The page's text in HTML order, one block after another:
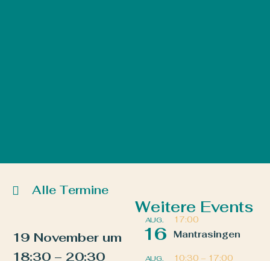
Alle Termine
19 November um
18:30 – 20:30
Weitere Events
AUG.
16
17:00
Mantrasingen
AUG. 10:30 – 17:00